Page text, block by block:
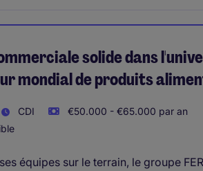
solide dans
mondial de produits
CDI
€50.000 - €65.000 par an
équipes sur le terrain, le groupe